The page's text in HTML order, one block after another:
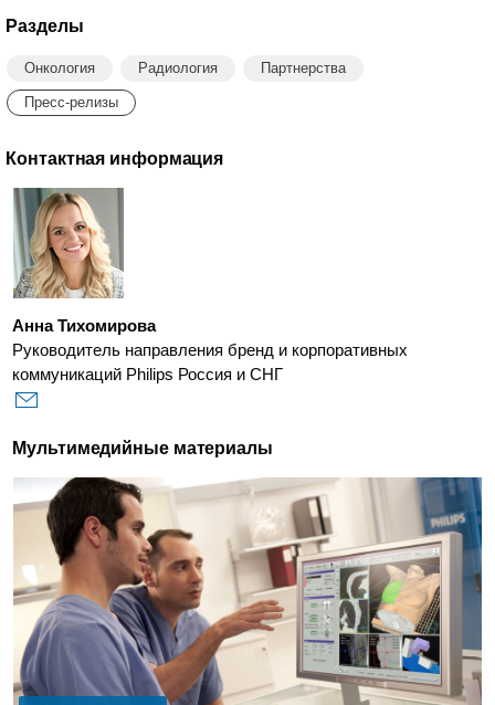
Разделы
Онкология Радиология Партнерства
Пресс-релизы
Контактная информация
Анна Тихомирова
Руководитель направления бренд и корпоративных
коммуникаций Philips Россия и СНГ
Мультимедийные материалы